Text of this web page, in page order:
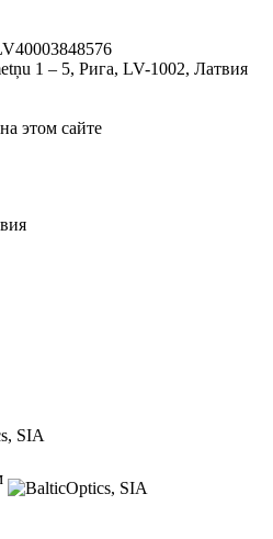
1 – 5, Рига, LV-1002, Латвия
этом сайте
SIA